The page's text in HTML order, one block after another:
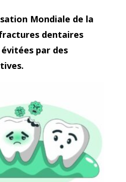
Mondiale de la
dentaires
par des